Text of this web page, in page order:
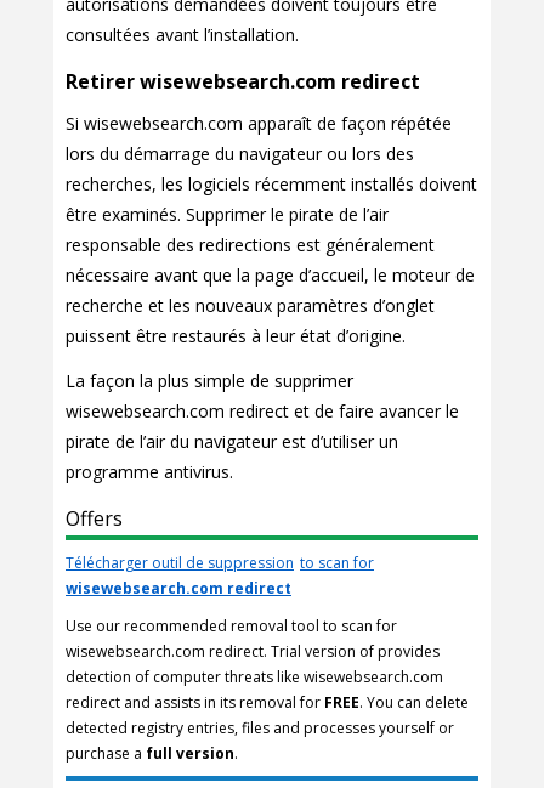
autorisations demandées doivent toujours être
consultées avant l’installation.
Retirer wisewebsearch.com redirect
Si wisewebsearch.com apparaît de façon répétée
lors du démarrage du navigateur ou lors des
recherches, les logiciels récemment installés doivent
être examinés. Supprimer le pirate de l’air
responsable des redirections est généralement
nécessaire avant que la page d’accueil, le moteur de
recherche et les nouveaux paramètres d’onglet
puissent être restaurés à leur état d’origine.
La façon la plus simple de supprimer
wisewebsearch.com redirect et de faire avancer le
pirate de l’air du navigateur est d’utiliser un
programme antivirus.
Offers
Télécharger outil de suppression to scan for
wisewebsearch.com redirect
Use our recommended removal tool to scan for
wisewebsearch.com redirect. Trial version of provides
detection of computer threats like wisewebsearch.com
redirect and assists in its removal for FREE. You can delete
detected registry entries, files and processes yourself or
purchase a full version.